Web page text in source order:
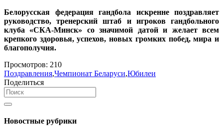
Белорусская федерация гандбола искренне поздравляет
руководство, тренерский штаб и игроков гандбольного
клуба «СКА-Минск» со значимой датой и желает всем
крепкого здоровья, успехов, новых громких побед, мира и
благополучия.
Просмотров: 210
Поздравления,Чемпионат Беларуси,Юбилеи
Поделиться
Новостные рубрики